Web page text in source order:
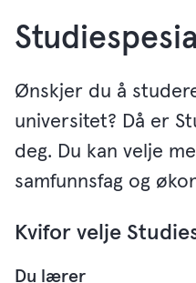
Ønskjer du å
universitet? Då er
deg. Du kan velje
samfunnsfag og
Kvifor velje
Du lærer